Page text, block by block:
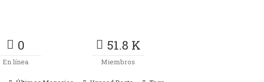
0
En línea
51.8 K
Miembros